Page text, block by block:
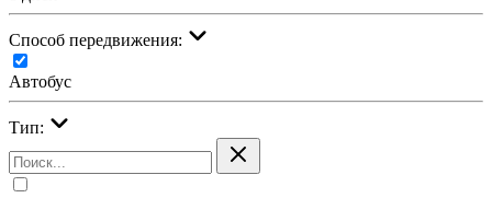
Cпособ передвижения:
Автобус
Тип: